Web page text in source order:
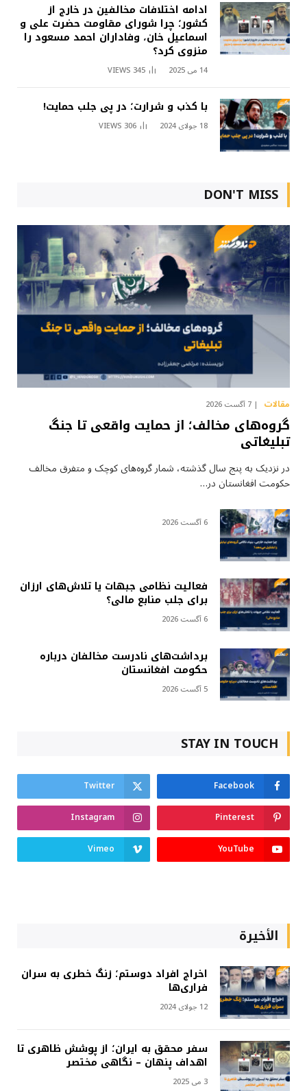
ادامه اختلافات مخالفین در خارج از
کشور؛ چرا شورای مقاومت حضرت علی و
اسماعیل خان، وفاداران احمد مسعود را
منزوی کرد؟
14 می 2025 345
VIEWS
با کذب و شرارت؛ در پی جلب حمایت!
18 جولای 2024 306
VIEWS
DON'T MISS
مقالات 7 آگست 2026
گروه‌های مخالف؛ از حمایت واقعی تا جنگ
تبلیغاتی
در نزدیک به پنج سال گذشته، شمار گروه‌های کوچک و متفرق مخالف
حکومت افغانستان در…
6 آگست 2026
فعالیت نظامی جبهات یا تلاش‌های ارزان
برای جلب منابع مالی؟
6 آگست 2026
برداشت‌های نادرست مخالفان درباره
حکومت افغانستان
5 آگست 2026
STAY IN TOUCH
Facebook
Twitter
Pinterest
Instagram
YouTube
Vimeo
الأخيرة
اخراج افراد دوستم؛ زنگ خطری به سران
فراری‌ها
12 جولای 2024
سفر محقق به ایران؛ از پوشش ظاهری تا
اهداف پنهان – نگاهی مختصر
3 می 2025